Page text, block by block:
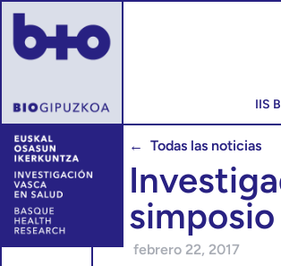
IIS
← Todas las noticias
simposio
febrero 22, 2017